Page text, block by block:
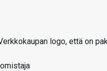
logo, että on